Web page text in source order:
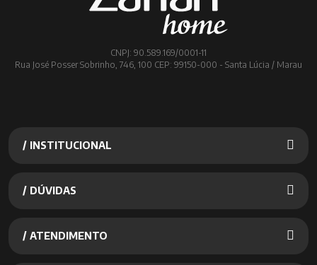
CNPJ: 90.589.169/0001-11
Rua José Posser Sobrinho, 746, 100 CEP: 99150-000 - Santa Lúcia / Marau
/ INSTITUCIONAL
/ DÚVIDAS
/ ATENDIMENTO